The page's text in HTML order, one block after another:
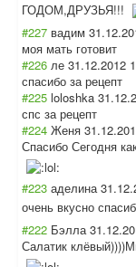
ГОДОМ,ДРУЗЬЯ!!!
#227 вадим
моя мать готовит
#226 ле 31.12.2012
спасибо за рецепт
#225 loloshka
спс за рецепт
#224 Женя
Спасибо Сегодня
#223 аделина
очень вкусно
#222 Бэлла
Салатик